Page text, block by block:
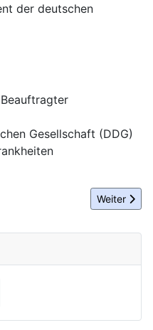
der deutschen
Gesellschaft (DDG)
WE ARE PRETTY STRONG
Nächster
Weiter